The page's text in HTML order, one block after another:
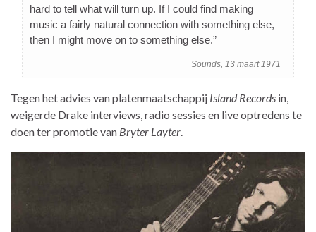
hard to tell what will turn up. If I could find making
music a fairly natural connection with something else,
then I might move on to something else.”
Sounds, 13 maart 1971
Tegen het advies van platenmaatschappij Island Records in,
weigerde Drake interviews, radio sessies en live optredens te
doen ter promotie van Bryter Layter